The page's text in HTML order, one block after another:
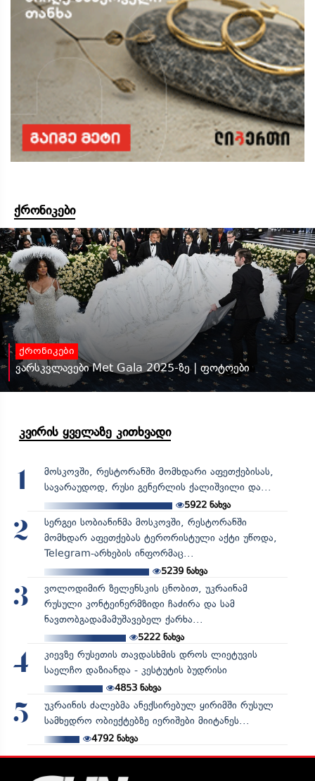
ქრონიკები
ქრონიკები
ვარსკვლავები Met Gala 2025-ზე | ფოტოები
კვირის ყველაზე კითხვადი
1
მოსკოვში, რესტორანში მომხდარი აფეთქებისას,
სავარაუდოდ, რუსი გენერლის ქალიშვილი და...
5922 ნახვა
2
სერგეი სობიანინმა მოსკოვში, რესტორანში
მომხდარ აფეთქებას ტერორისტული აქტი უწოდა,
Telegram-არხების ინფორმაც...
5239ნახვა
3
ვოლოდიმირ ზელენსკის ცნობით, უკრაინამ
რუსული კონტეინერმზიდი ჩაძირა და სამ
ნავთობგადამამუშავებელ ქარხა...
5222ნახვა
4
კიევზე რუსეთის თავდასხმის დროს ლიეტუვის
საელჩო დაზიანდა - კესტუტის ბუდრისი
4853ნახვა
5
უკრაინის ძალებმა ანექსირებულ ყირიმში რუსულ
სამხედრო ობიექტებზე იერიშები მიიტანეს...
4792ნახვა